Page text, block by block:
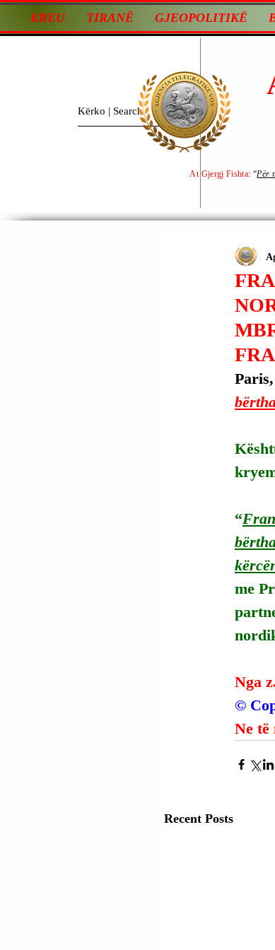
KREU TIRANË GJEOPOLITIKË
At Gjergj Fishta: “Për
“
me
Nga
©
Ne të
Recent Posts